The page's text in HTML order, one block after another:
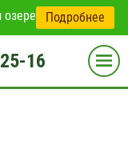
озере Подробнее
16